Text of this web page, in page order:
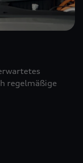
regelmäßige